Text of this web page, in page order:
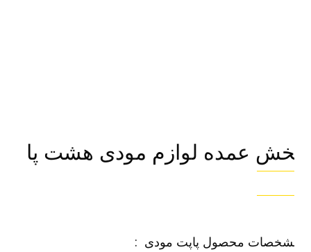
عمده لوازم مودی هشت پا
محصول پاپت مودی :